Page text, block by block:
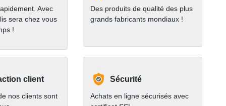
Avec
sera chez vous
!
Des produits de qualité des plus
grands fabricants mondiaux !
client
nos clients sont
Sécurité
Achats en ligne sécurisés avec